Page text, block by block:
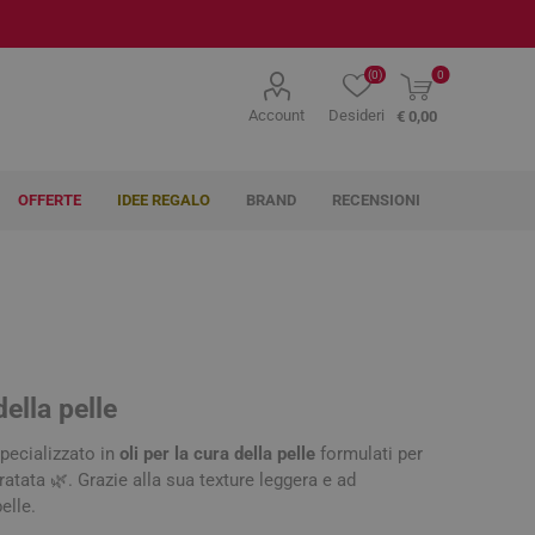
Account Desideri
(0) 0
€ 0,00
Tosse, naso e gola
Naso e Orecchie
Labbra
e Vista
Gola, Bocca, Denti e
Gengive
Globuli
e Medicazioni Elettromedicali
Igiene Orale
Succhietti
Makeup Labbra
OFFERTE IDEE REGALO BRAND RECENSIONI
pelle
in oli per la cura della pelleformulati per
🌿. Grazie alla sua texture leggera e ad